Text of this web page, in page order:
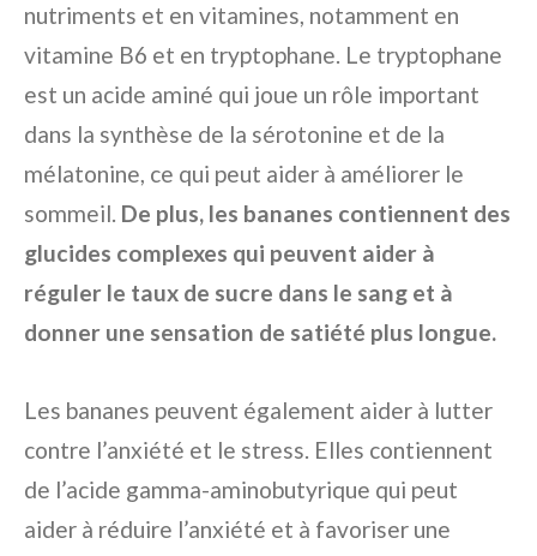
nutriments et en vitamines, notamment en
vitamine B6 et en tryptophane. Le tryptophane
est un acide aminé qui joue un rôle important
dans la synthèse de la sérotonine et de la
mélatonine, ce qui peut aider à améliorer le
sommeil. De plus, les bananes contiennent des
glucides complexes qui peuvent aider à
réguler le taux de sucre dans le sang et à
donner une sensation de satiété plus longue.
Les bananes peuvent également aider à lutter
contre l’anxiété et le stress. Elles contiennent
de l’acide gamma-aminobutyrique qui peut
aider à réduire l’anxiété et à favoriser une